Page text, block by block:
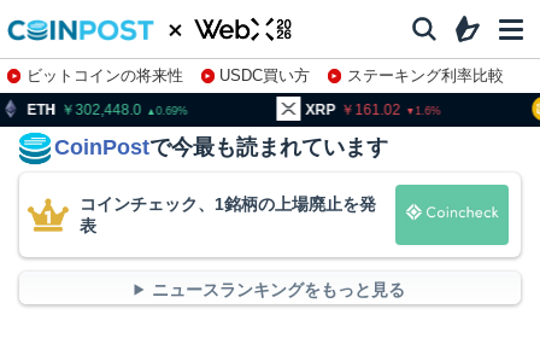
ビットコインの将来性 USDC買い方
ステーキング利率比較
株特集・関連銘柄
0.69 161.02 1.6
CoinPostで今最も読まれています
コインチェック、1銘柄の上場廃止を発
表
ニュースランキングをもっと見る